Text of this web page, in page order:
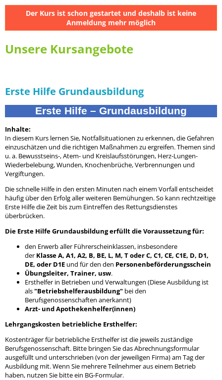
Der Kurs ist schon gestartet und deshalb ist keine
Anmeldung mehr möglich
Unsere Kursangebote
Erste Hilfe Grundausbildung
Erste Hilfe – Grundausbildung
Inhalte:
In diesem Kurs lernen Sie, Notfallsituationen zu erkennen, die Gefahren
einzuschätzen und die richtigen Maßnahmen zu ergreifen. Themen sind
u. a. Bewusstseins-, Atem- und Kreislaufsstörungen, Herz-Lungen-
Wiederbelebung, Wunden, Knochenbrüche, Verbrennungen und
Vergiftungen.
Die schnelle Hilfe in den ersten Minuten nach einem Vorfall entscheidet
häufig über den Erfolg aller weiteren Bemühungen. So kann rechtzeitige
Erste Hilfe die Zeit bis zum Eintreffen des Rettungsdienstes
überbrücken.
Die Erste Hilfe Grundausbildung erfüllt die Voraussetzung für:
den Erwerb aller Führerscheinklassen, insbesondere
der KlasseA, A1, A2, B, BE, L, M, T oderC, C1, CE, C1E, D, D1,
DE, oder D1E und für den den Personenbeförderungsschein
Übungsleiter, Trainer, usw.
Ersthelfer in Betrieben und Verwaltungen (Diese Ausbildung ist
als"Betriebshelferausbildung" bei den
Berufsgenossenschaften anerkannt)
Arzt- und Apothekenhelfer(innen)
Lehrgangskosten betriebliche Ersthelfer:
Kostenträger für betriebliche Ersthelfer ist die jeweils zuständige
Berufsgenossenschaft. Bitte bringen Sie das Abrechnungsformular
ausgefüllt und unterschrieben (von der jeweiligen Firma) am Tag der
Ausbildung mit. Wenn Sie mehrere Teilnehmer aus einem Betrieb
haben, nutzen Sie bitte ein BG-Formular.